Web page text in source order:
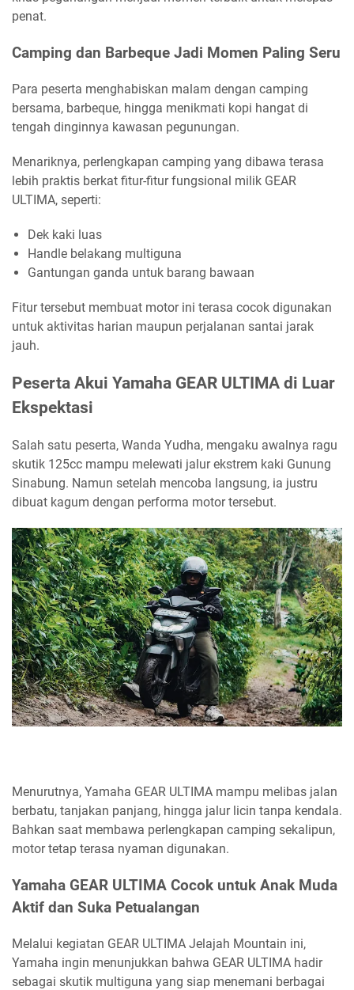
penat.
Camping dan Barbeque Jadi Momen Paling Seru
Para peserta menghabiskan malam dengan camping
bersama, barbeque, hingga menikmati kopi hangat di
tengah dinginnya kawasan pegunungan.
Menariknya, perlengkapan camping yang dibawa terasa
lebih praktis berkat fitur-fitur fungsional milik GEAR
ULTIMA, seperti:
Dek kaki luas
Handle belakang multiguna
Gantungan ganda untuk barang bawaan
Fitur tersebut membuat motor ini terasa cocok digunakan
untuk aktivitas harian maupun perjalanan santai jarak
jauh.
Peserta Akui Yamaha GEAR ULTIMA di Luar
Ekspektasi
Salah satu peserta, Wanda Yudha, mengaku awalnya ragu
skutik 125cc mampu melewati jalur ekstrem kaki Gunung
Sinabung. Namun setelah mencoba langsung, ia justru
dibuat kagum dengan performa motor tersebut.
Menurutnya, Yamaha GEAR ULTIMA mampu melibas jalan
berbatu, tanjakan panjang, hingga jalur licin tanpa kendala.
Bahkan saat membawa perlengkapan camping sekalipun,
motor tetap terasa nyaman digunakan.
Yamaha GEAR ULTIMA Cocok untuk Anak Muda
Aktif dan Suka Petualangan
Melalui kegiatan GEAR ULTIMA Jelajah Mountain ini,
Yamaha ingin menunjukkan bahwa GEAR ULTIMA hadir
sebagai skutik multiguna yang siap menemani berbagai